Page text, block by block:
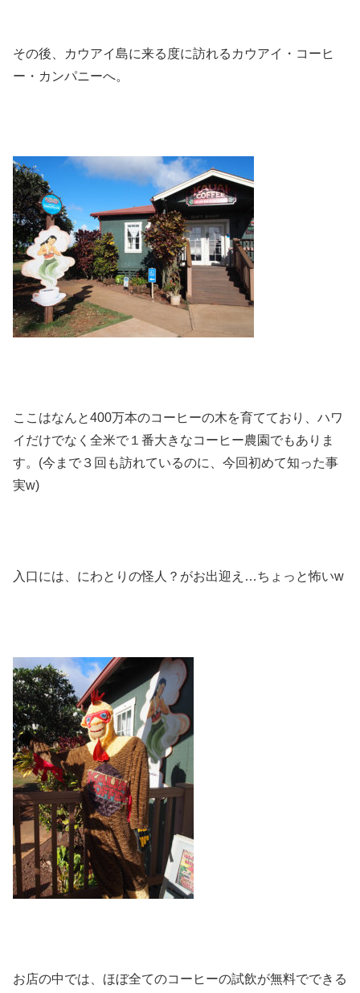
その後、カウアイ島に来る度に訪れるカウアイ・コーヒ
ー・カンパニーへ。
ここはなんと400万本のコーヒーの木を育てており、ハワ
イだけでなく全米で１番大きなコーヒー農園でもありま
す。(今まで３回も訪れているのに、今回初めて知った事
実w)
入口には、にわとりの怪人？がお出迎え…ちょっと怖いw
お店の中では、ほぼ全てのコーヒーの試飲が無料でできる